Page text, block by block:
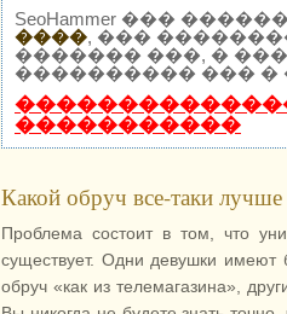
SeoHammer ���
����, ���
������� ���, �
���������� ��� �
�����������
Какой обруч все-таки
Проблема состоит в том, что
существует. Одни девушки имеют
обруч «как из телемагазина»,